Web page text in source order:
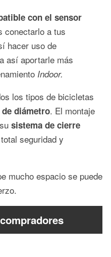
con el sensor
conectarlo a tus
hacer uso de
así aportarle más
Indoor.
los tipos de bicicletas
de diámetro. El montaje
sistema de cierre
seguridad y
mucho espacio se puede